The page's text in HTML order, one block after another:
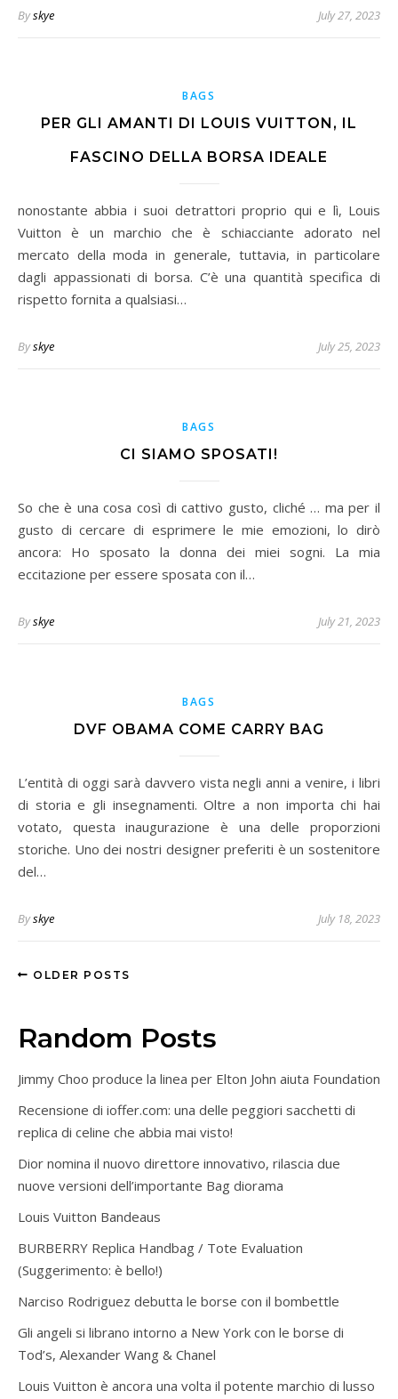
Byskye July 27, 2023
BAGS
PER GLI AMANTI DI LOUIS VUITTON, IL
FASCINO DELLA BORSA IDEALE
nonostante abbia i suoi detrattori proprio qui e lì, Louis
Vuitton è un marchio che è schiacciante adorato nel
mercato della moda in generale, tuttavia, in particolare
dagli appassionati di borsa. C’è una quantità specifica di
rispetto fornita a qualsiasi…
Byskye July 25, 2023
BAGS
CI SIAMO SPOSATI!
So che è una cosa così di cattivo gusto, cliché … ma per il
gusto di cercare di esprimere le mie emozioni, lo dirò
ancora: Ho sposato la donna dei miei sogni. La mia
eccitazione per essere sposata con il…
Byskye July 21, 2023
BAGS
DVF OBAMA COME CARRY BAG
L’entità di oggi sarà davvero vista negli anni a venire, i libri
di storia e gli insegnamenti. Oltre a non importa chi hai
votato, questa inaugurazione è una delle proporzioni
storiche. Uno dei nostri designer preferiti è un sostenitore
del…
Byskye July 18, 2023
OLDER POSTS
Random Posts
Jimmy Choo produce la linea per Elton John aiuta Foundation
Recensione di ioffer.com: una delle peggiori sacchetti di
replica di celine che abbia mai visto!
Dior nomina il nuovo direttore innovativo, rilascia due
nuove versioni dell’importante Bag diorama
Louis Vuitton Bandeaus
BURBERRY Replica Handbag / Tote Evaluation
(Suggerimento: è bello!)
Narciso Rodriguez debutta le borse con il bombettle
Gli angeli si librano intorno a New York con le borse di
Tod’s, Alexander Wang & Chanel
Louis Vuitton è ancora una volta il potente marchio di lusso